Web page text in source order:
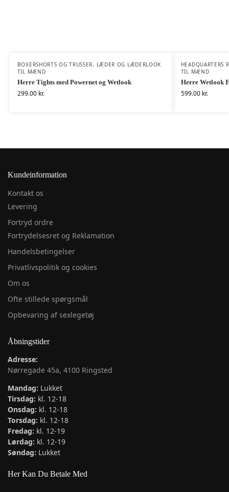
BOXERSHORTS OG TRUSSER, LÆDER OG LÆDERLOOK
TIL MÆND
Herre Tights med Powernet og Wetlook
299.00 kr.
HEADQUARTERS
TIL MÆND
Herre Wetlook
599.00 kr.
Kundeinformation
Kontakt os
Levering
Fortryd ordre
Fortrydelsesret og Reklamation
Handelsbetingelser
Privatlivspolitik og cookies
Om os
Ofte stillede spørgsmål
Opbevaring af sexlegetøj
Åbningstider
Adresse:
Nørregade 45a, 4100 Ringsted
Mandag: Lukket
Tirsdag: kl. 12-18
Onsdag: kl. 12-18
Torsdag: kl. 12-18
Fredag: kl. 12-19
Lørdag: kl. 12-19
Søndag: Lukket
Her Kan Du Betale Med